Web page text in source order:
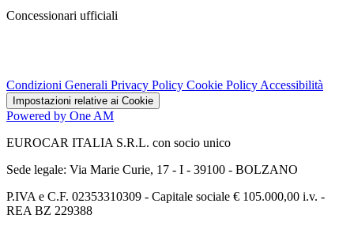
Concessionari ufficiali
Condizioni Generali Privacy Policy Cookie Policy Accessibilità
Impostazioni relative ai Cookie
Powered by One AM
EUROCAR ITALIA S.R.L. con socio unico
Sede legale: Via Marie Curie, 17 - I - 39100 - BOLZANO
P.IVA e C.F. 02353310309 - Capitale sociale € 105.000,00 i.v. -
REA BZ 229388